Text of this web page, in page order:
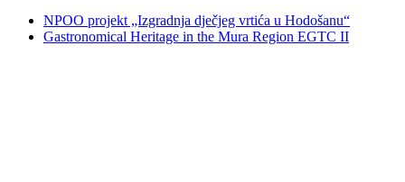
NPOO projekt „Izgradnja dječjeg vrtića u Hodošanu“
Gastronomical Heritage in the Mura Region EGTC II